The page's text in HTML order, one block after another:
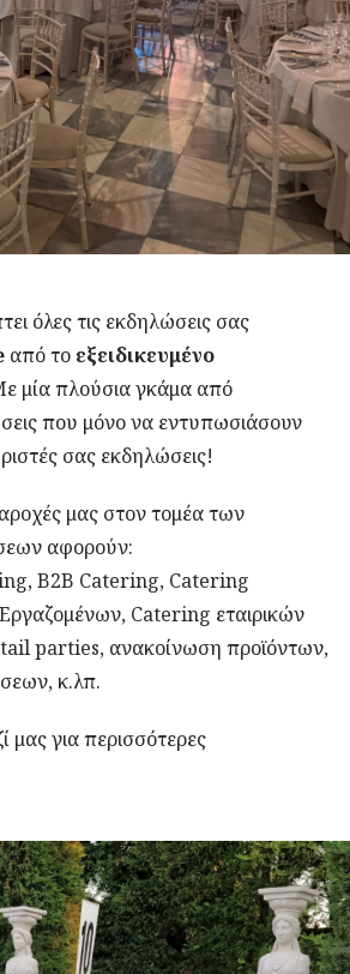
όλες τις εκδηλώσεις σας
από το εξειδικευμένο
μία πλούσια γκάμα από
που μόνο να εντυπωσιάσουν
σας εκδηλώσεις!
μας στον τομέα των
αφορούν:
B2Β Catering, Catering
Catering εταιρικών
parties, ανακοίνωση προϊόντων,
κ.λπ.
μας για περισσότερες